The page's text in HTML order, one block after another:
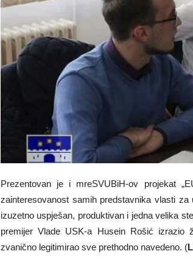
Prezentovan je i mreSVUBiH-ov projekat
zainteresovanost samih predstavnika vlasti
izuzetno uspješan, produktivan i jedna velika
premijer Vlade USK-a Husein Rošić izrazio
zvanično legitimirao sve prethodno navedeno. (